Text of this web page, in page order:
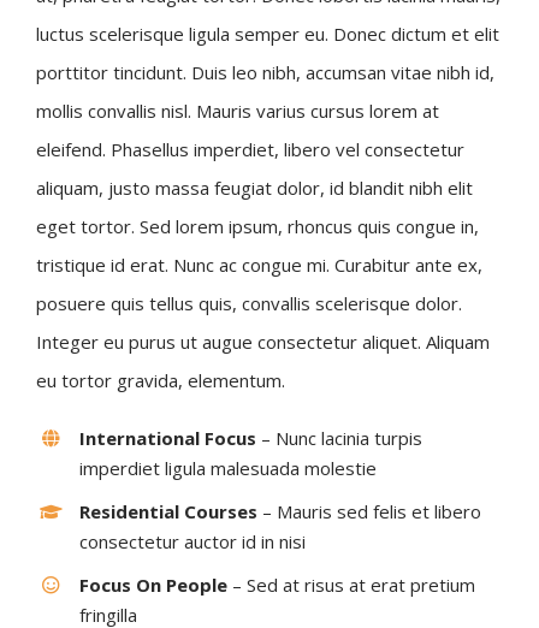
luctus scelerisque ligula semper eu. Donec dictum et elit
porttitor tincidunt. Duis leo nibh, accumsan vitae nibh id,
mollis convallis nisl. Mauris varius cursus lorem at
eleifend. Phasellus imperdiet, libero vel consectetur
aliquam, justo massa feugiat dolor, id blandit nibh elit
eget tortor. Sed lorem ipsum, rhoncus quis congue in,
tristique id erat. Nunc ac congue mi. Curabitur ante ex,
posuere quis tellus quis, convallis scelerisque dolor.
Integer eu purus ut augue consectetur aliquet. Aliquam
eu tortor gravida, elementum.
International Focus – Nunc lacinia turpis
imperdiet ligula malesuada molestie
Residential Courses – Mauris sed felis et libero
consectetur auctor id in nisi
Focus On People – Sed at risus at erat pretium
fringilla